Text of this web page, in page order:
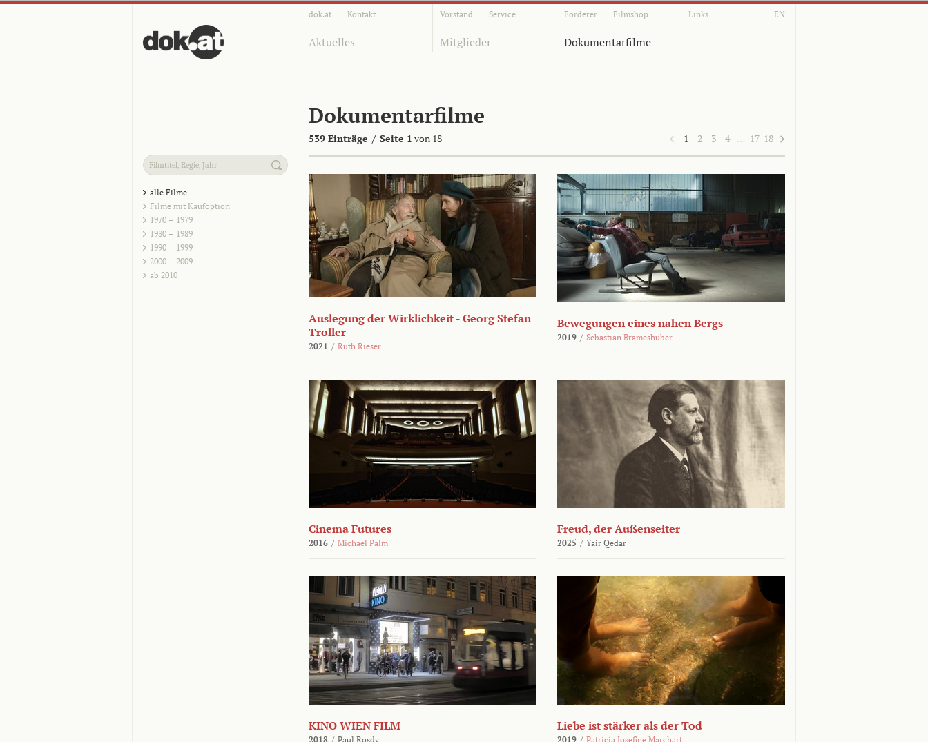
dok.at Kontakt Vorstand Service Förderer Filmshop Links EN
Aktuelles Mitglieder Dokumentarfilme
Dokumentarfilme
539 Einträge / Seite 1 von 18 1 2 3 4 … 17 18
alle Filme
Filme mit Kaufoption
1970 – 1979
1980 – 1989
1990 – 1999
2000 – 2009
ab 2010
Auslegung der Wirklichkeit - Georg Stefan
Troller
2021 / Ruth Rieser
Bewegungen eines nahen Bergs
2019 / Sebastian Brameshuber
Cinema Futures
2016 / Michael Palm
Freud, der Außenseiter
2025 / Yair Qedar
KINO WIEN FILM
2018 / Paul Rosdy
Liebe ist stärker als der Tod
2019 / Patricia Josefine Marchart